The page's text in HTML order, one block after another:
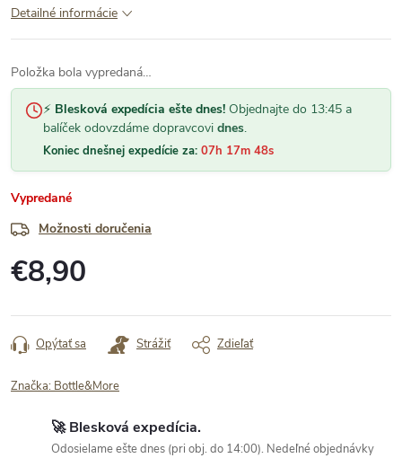
Detailné informácie
Položka bola vypredaná…
⚡ Blesková expedícia ešte dnes! Objednajte do 13:45 a
balíček odovzdáme dopravcovi dnes.
Koniec dnešnej expedície za: 07h 17m 48s
Vypredané
Možnosti doručenia
€8,90
cena:
Opýtať sa Strážiť Zdieľať
Značka: Bottle&More
🚀 Blesková expedícia.
Odosielame ešte dnes (pri obj. do 14:00). Nedeľné objednávky